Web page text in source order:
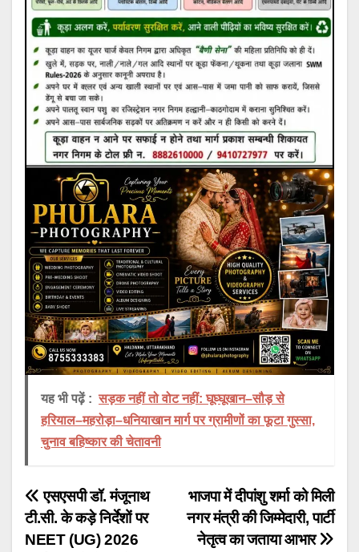
यह भी पढ़ें : सड़क नहीं तो वोट नहीं: घूघ्घूखान–सौड़ से
हरियाल–महरोड़ा–धनियाखान मार्ग पर ग्रामीणों का फूटा गुस्सा,
चुनाव बहिष्कार की चेतावनी
Post
navigation
भाजपा में दीपांशु शर्मा को मिली
नगर मंत्री की जिम्मेदारी, पार्टी
नेतृत्व का जताया आभार
एसएसपी डॉ. मंजूनाथ
टी.सी. के कड़े निर्देशों पर
NEET (UG) 2026